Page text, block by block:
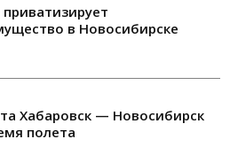
в Новосибирске
Хабаровск — Новосибирск
полета